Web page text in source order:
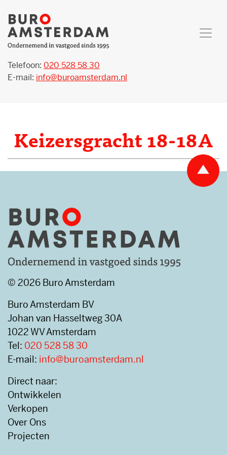
Telefoon: 020 528 58 30
E-mail: info@buroamsterdam.nl
Keizersgracht 18-18A
© 2026 Buro Amsterdam
Buro Amsterdam BV
Johan van Hasseltweg 30A
1022 WV Amsterdam
Tel: 020 528 58 30
E-mail: info@buroamsterdam.nl
Direct naar:
Ontwikkelen
Verkopen
Over Ons
Projecten